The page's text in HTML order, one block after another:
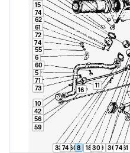
5
6
8 9
10
11
15
16
18 30
30
33
42
55
56
59
60
60
61
61
62
71
72
73
74
74
74
74